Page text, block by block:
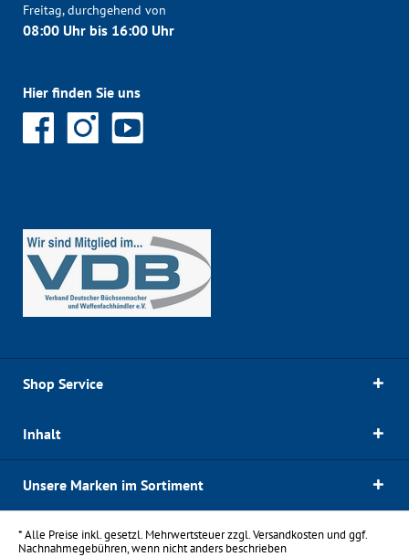
Freitag, durchgehend von
08:00 Uhr bis 16:00 Uhr
Hier finden Sie uns
Shop Service
Inhalt
Unsere Marken im Sortiment
* Alle Preise inkl. gesetzl. Mehrwertsteuer zzgl.Versandkostenund ggf.
Nachnahmegebühren, wenn nicht anders beschrieben